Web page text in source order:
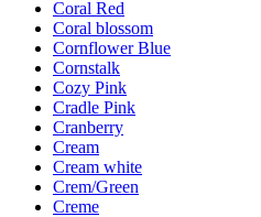
Coral Red
Coral blossom
Cornflower Blue
Cornstalk
Cozy Pink
Cradle Pink
Cranberry
Cream
Cream white
Crem/Green
Creme